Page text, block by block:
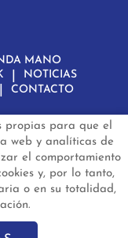
propias para que el
web y analíticas de
el comportamiento
y, por lo tanto,
o en su totalidad,
MANO
NOTICIAS
CONTACTO
de Datos
de Cookies
por Edina.es